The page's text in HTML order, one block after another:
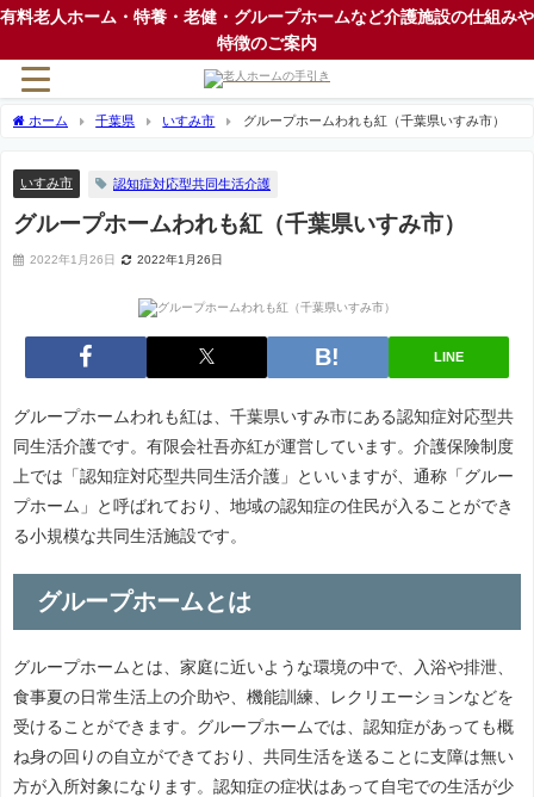
有料老人ホーム・特養・老健・グループホームなど介護施設の仕組みや
特徴のご案内
ホーム 千葉県 いすみ市 グループホームわれも紅（千葉県いすみ市）
いすみ市 認知症対応型共同生活介護
グループホームわれも紅（千葉県いすみ市）
2022年1月26日 2022年1月26日
LINE
グループホームわれも紅は、千葉県いすみ市にある認知症対応型共
同生活介護です。有限会社吾亦紅が運営しています。介護保険制度
上では「認知症対応型共同生活介護」といいますが、通称「グルー
プホーム」と呼ばれており、地域の認知症の住民が入ることができ
る小規模な共同生活施設です。
グループホームとは
グループホームとは、家庭に近いような環境の中で、入浴や排泄、
食事夏の日常生活上の介助や、機能訓練、レクリエーションなどを
受けることができます。グループホームでは、認知症があっても概
ね身の回りの自立ができており、共同生活を送ることに支障は無い
方が入所対象になります。認知症の症状はあって自宅での生活が少